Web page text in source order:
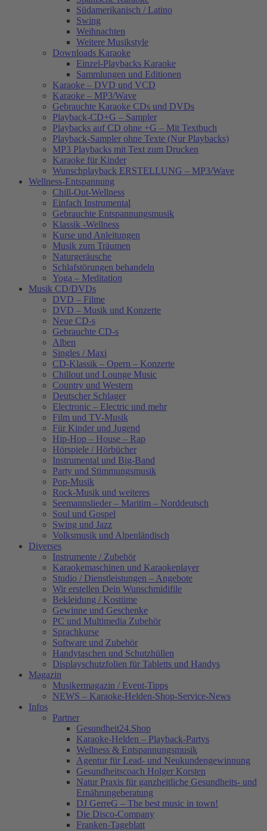
Südamerikanisch / Latino
Swing
Weihnachten
Weitere Musikstyle
Downloads Karaoke
Einzel-Playbacks Karaoke
Sammlungen und Editionen
Karaoke – DVD und VCD
Karaoke – MP3/Wave
Gebrauchte Karaoke CDs und DVDs
Playback-CD+G – Sampler
Playbacks auf CD ohne +G – Mit Textbuch
Playback-Sampler ohne Texte (Nur Playbacks)
MP3 Playbacks mit Text zum Drucken
Karaoke für Kinder
Wunschplayback ERSTELLUNG – MP3/Wave
Wellness-Entspannung
Chill-Out-Wellness
Einfach Instrumental
Gebrauchte Entspannungsmusik
Klassik -Wellness
Kurse und Anleitungen
Musik zum Träumen
Naturgeräusche
Schlafstörungen behandeln
Yoga – Meditation
Musik CD/DVDs
DVD – Filme
DVD – Musik und Konzerte
Neue CD-s
Gebrauchte CD-s
Alben
Singles / Maxi
CD-Klassik – Opern – Konzerte
Chillout und Lounge Music
Country und Western
Deutscher Schlager
Electronic – Electric und mehr
Film und TV-Musik
Für Kinder und Jugend
Hip-Hop – House – Rap
Hörspiele / Hörbücher
Instrumental und Big-Band
Party und Stimmungsmusik
Pop-Musik
Rock-Musik und weiteres
Seemannslieder – Maritim – Norddeutsch
Soul und Gospel
Swing und Jazz
Volksmusik und Alpenländisch
Diverses
Instrumente / Zubehör
Karaokemaschinen und Karaokeplayer
Studio / Dienstleistungen – Angebote
Wir erstellen Dein Wunschmidifile
Bekleidung / Kostüme
Gewinne und Geschenke
PC und Multimedia Zubehör
Sprachkurse
Software und Zubehör
Handytaschen und Schutzhüllen
Displayschutzfolien für Tabletts und Handys
Magazin
Musikermagazin / Event-Tipps
NEWS – Karaoke-Helden-Shop-Service-News
Infos
Partner
Gesundheit24.Shop
Karaoke-Helden – Playback-Partys
Wellness & Entspannungsmusik
Agentur für Lead- und Neukundengewinnung
Gesundheitscoach Holger Korsten
Natur Praxis für ganzheitliche Gesundheits- und
Ernährungeberatung
DJ GerreG – The best music in town!
Die Disco-Company
Franken-Tageblatt